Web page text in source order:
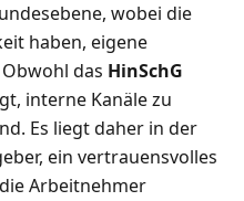
wobei die
haben, eigene
das HinSchG
interne Kanäle zu
Es liegt daher in der
ein vertrauensvolles
Arbeitnehmer